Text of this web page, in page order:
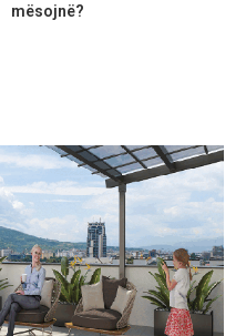
mësojnë?